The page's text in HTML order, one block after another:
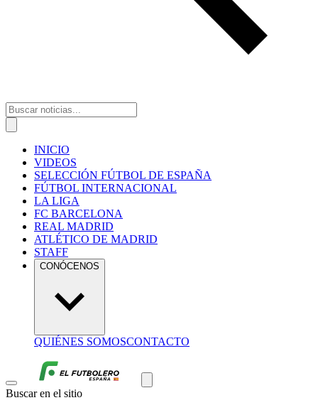
INICIO
VIDEOS
SELECCIÓN FÚTBOL DE ESPAÑA
FÚTBOL INTERNACIONAL
LA LIGA
FC BARCELONA
REAL MADRID
ATLÉTICO DE MADRID
STAFF
CONÓCENOS
QUIÉNES SOMOSCONTACTO
Buscar en el sitio